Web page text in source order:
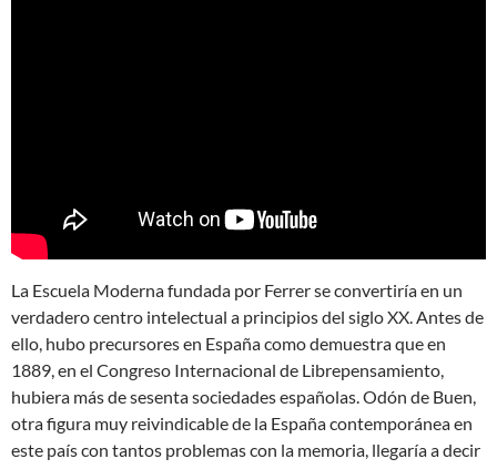
La Escuela Moderna fundada por Ferrer se convertiría en un
verdadero centro intelectual a principios del siglo XX. Antes de
ello, hubo precursores en España como demuestra que en
1889, en el Congreso Internacional de Librepensamiento,
hubiera más de sesenta sociedades españolas. Odón de Buen,
otra figura muy reivindicable de la España contemporánea en
este país con tantos problemas con la memoria, llegaría a decir